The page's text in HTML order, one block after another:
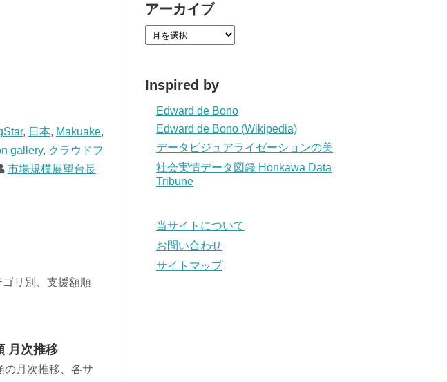
, 日本, Makuake,
gallery, クラウドフ
市場規模展望台長
リ別、支援額順
月次推移
の月次推移、各サ
アーカイブ
Inspired by
Edward de Bono
Edward de Bono (Wikipedia)
データビジュアライゼーションの美
社会実情データ図録 Honkawa Data
Tribune
当サイトについて
お問い合わせ
サイトマップ